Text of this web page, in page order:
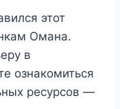
этот
Омана.
в
ознакомиться
ресурсов —